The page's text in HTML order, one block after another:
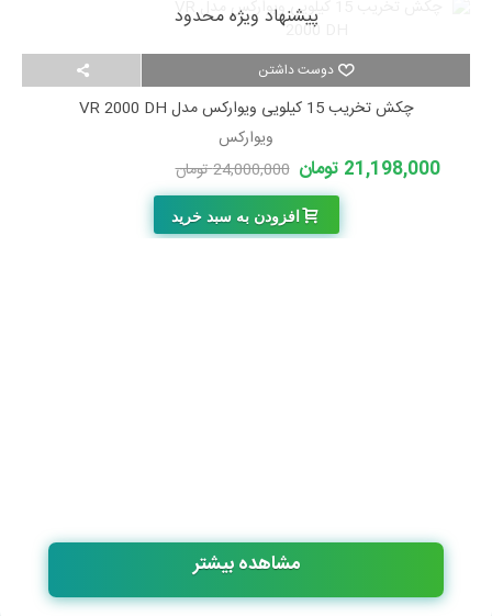
دوست داشتن
پیشنهاد ویژه محدود
چکش تخریب 15 کیلویی ویوارکس مدل VR 2000 DH
ویوارکس
21,198,000 تومان 24,000,000 تومان
افزودن به سبد خرید
مشاهده بیشتر